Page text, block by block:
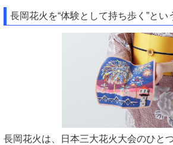
長岡花火を“体験として持ち歩く”とい
長岡花火は、日本三大花火大会のひと